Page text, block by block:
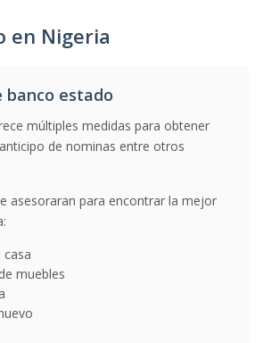
en Nigeria
banco estado
múltiples medidas para obtener
de nominas entre otros
asesoraran para encontrar la mejor
casa
muebles